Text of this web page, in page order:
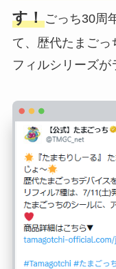
す！ごっち30周
て、歴代たまごっ
フィルシリーズが